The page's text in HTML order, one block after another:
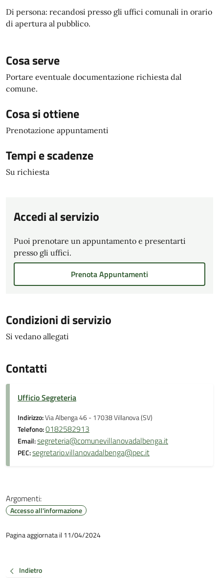
Di persona: recandosi presso gli uffici comunali in orario
di apertura al pubblico.
Cosa serve
Portare eventuale documentazione richiesta dal
comune.
Cosa si ottiene
Prenotazione appuntamenti
Tempi e scadenze
Su richiesta
Accedi al servizio
Puoi prenotare un appuntamento e presentarti
presso gli uffici.
Prenota Appuntamenti
Condizioni di servizio
Si vedano allegati
Contatti
Ufficio Segreteria
Indirizzo:Via Albenga 46 - 17038 Villanova (SV)
Telefono:0182582913
Email:segreteria@comunevillanovadalbenga.it
PEC:segretario.villanovadalbenga@pec.it
Argomenti:
Accesso all'informazione
Pagina aggiornata il 11/04/2024
Indietro